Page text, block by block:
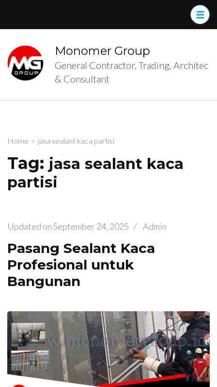
(Press
Enter)
Monomer Group
General Contractor, Trading, Architec
& Consultant
Home > jasa sealant kaca partisi
Tag: jasa sealant kaca
partisi
Updated onSeptember 24, 2025 / Admin
Pasang Sealant Kaca
Profesional untuk
Bangunan